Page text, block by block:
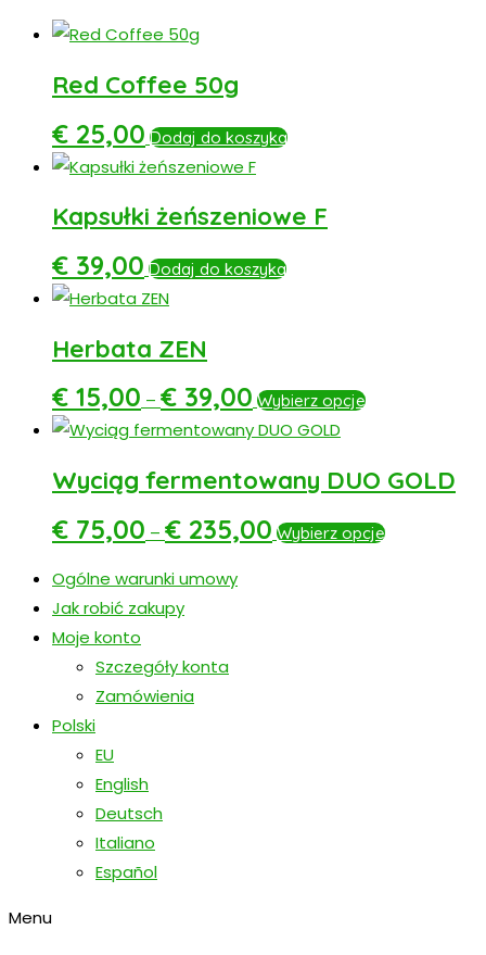
Red Coffee 50g
€ 25,00 Dodaj do koszyka
Kapsułki żeńszeniowe F
€ 39,00 Dodaj do koszyka
Herbata ZEN
€ 15,00 – € 39,00 Wybierz opcje
Wyciąg fermentowany DUO GOLD
€ 75,00 – € 235,00 Wybierz opcje
Ogólne warunki umowy
Jak robić zakupy
Moje konto
Szczegóły konta
Zamówienia
Polski
EU
English
Deutsch
Italiano
Español
Menu